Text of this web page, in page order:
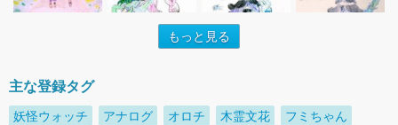
もっと見る
主な登録タグ
妖怪ウォッチ アナログ オロチ 木霊文花 フミちゃん